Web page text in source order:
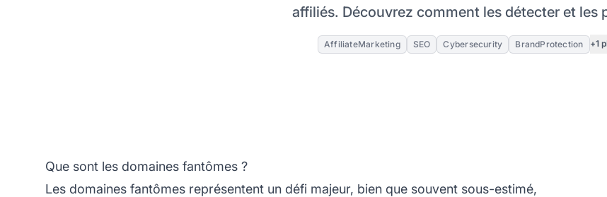
affiliés. Découvrez comment les détecter et les
AffiliateMarketing SEO Cybersecurity BrandProtection +1
Que sont les domaines fantômes ?
Les domaines fantômes représentent un défi majeur, bien que souvent sous-estimé,